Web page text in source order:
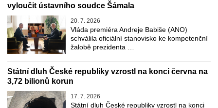
vyloučit ústavního soudce Šámala
20. 7. 2026
Vláda premiéra Andreje Babiše (ANO)
schválila oficiální stanovisko ke kompetenční
žalobě prezidenta …
Státní dluh České republiky vzrostl na konci června na
3,72 bilionů korun
17. 7. 2026
Státní dluh České republiky vzrostl na konci